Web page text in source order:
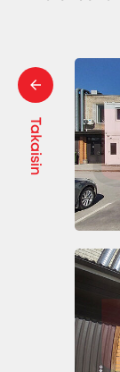
Takaisin